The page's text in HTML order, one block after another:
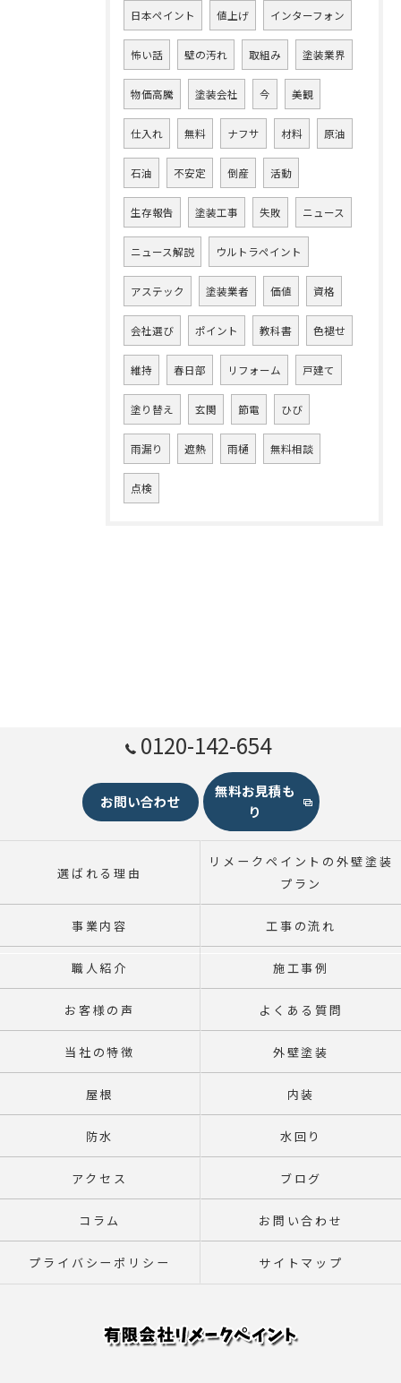
日本ペイント 値上げ インターフォン
怖い話 壁の汚れ 取組み 塗装業界
物価高騰 塗装会社 今 美観
仕入れ 無料 ナフサ 材料 原油
石油 不安定 倒産 活動
生存報告 塗装工事 失敗 ニュース
ニュース解説 ウルトラペイント
アステック 塗装業者 価値 資格
会社選び ポイント 教科書 色褪せ
維持 春日部 リフォーム 戸建て
塗り替え 玄関 節電 ひび
雨漏り 遮熱 雨樋 無料相談
点検
0120-142-654
お問い合わせ
無料お見積も
り
選ばれる理由
リメークペイントの外壁塗装
プラン
事業内容 工事の流れ
職人紹介 施工事例
お客様の声 よくある質問
当社の特徴 外壁塗装
屋根 内装
防水 水回り
アクセス ブログ
コラム お問い合わせ
プライバシーポリシー サイトマップ